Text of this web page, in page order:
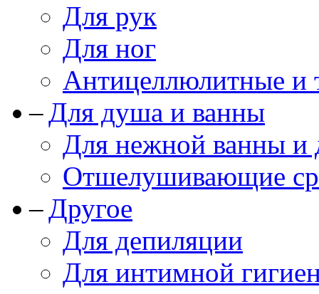
Для рук
Для ног
Антицеллюлитные и
Для душа и ванны
Для нежной ванны и
Отшелушивающие
Другое
Для депиляции
Для интимной